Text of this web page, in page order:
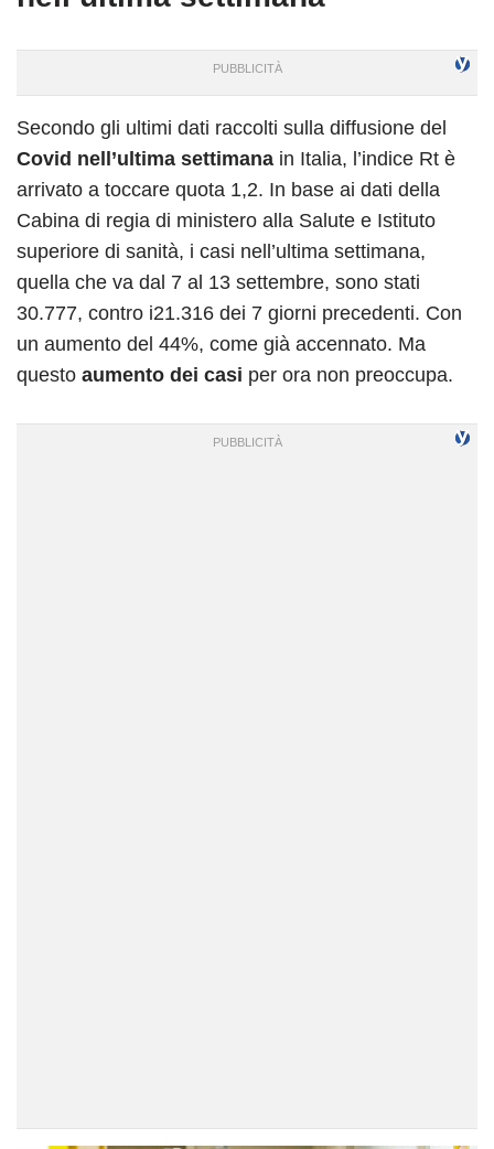
Secondo gli ultimi dati raccolti sulla diffusione del
Covid nell’ultima settimana in Italia, l’indice Rt è
arrivato a toccare quota 1,2. In base ai dati della
Cabina di regia di ministero alla Salute e Istituto
superiore di sanità, i casi nell’ultima settimana,
quella che va dal 7 al 13 settembre, sono stati
30.777, contro i21.316 dei 7 giorni precedenti. Con
un aumento del 44%, come già accennato. Ma
questo aumento dei casi per ora non preoccupa.